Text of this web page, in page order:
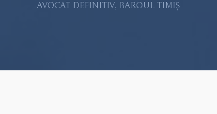
AVOCAT DEFINITIV, BAROUL TIMIȘ